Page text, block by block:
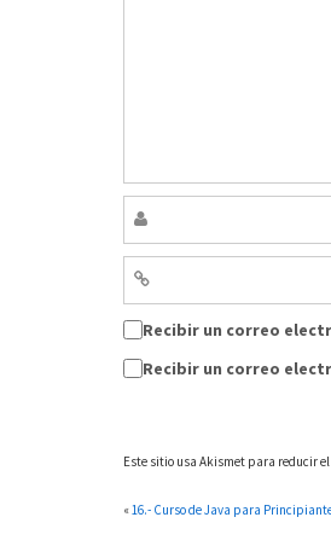
Recibir un correo
Recibir un correo
Este sitio usa Akismet para reducir
«16.- Curso de Java para